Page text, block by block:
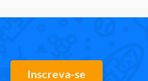
Inscreva-se